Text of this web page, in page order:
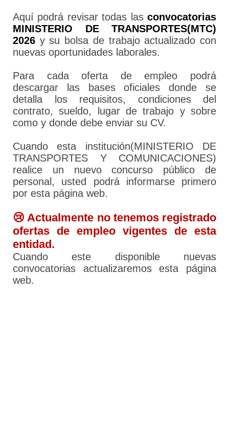
Aquí podrá revisar todas las convocatorias
MINISTERIO DE TRANSPORTES(MTC)
2026 y su bolsa de trabajo actualizado con
nuevas oportunidades laborales.
Para cada oferta de empleo podrá
descargar las bases oficiales donde se
detalla los requisitos, condiciones del
contrato, sueldo, lugar de trabajo y sobre
como y donde debe enviar su CV.
Cuando esta institución(MINISTERIO DE
TRANSPORTES Y COMUNICACIONES)
realice un nuevo concurso público de
personal, usted podrá informarse primero
por esta página web.
😢 Actualmente no tenemos registrado
ofertas de empleo vigentes de esta
entidad.
Cuando este disponible nuevas
convocatorias actualizaremos esta página
web.